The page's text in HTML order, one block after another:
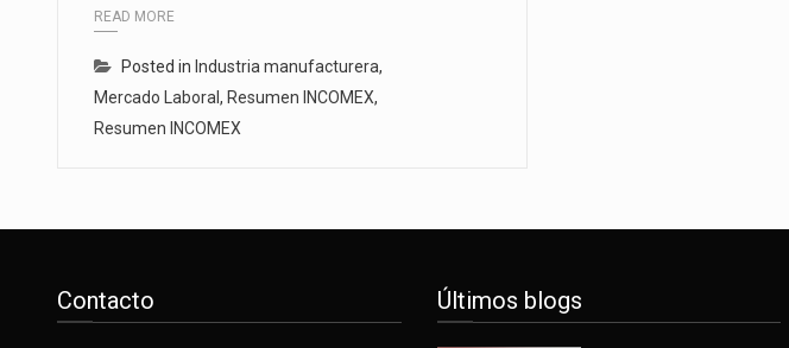
READ MORE
Posted in Industria manufacturera,
Mercado Laboral , Resumen INCOMEX,
Resumen INCOMEX
Contacto Últimos blogs